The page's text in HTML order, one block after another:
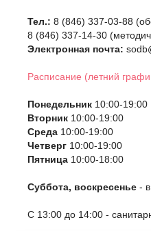
Тел.: 8 (846) 337-03-88
8 (846) 337-14-30
Электронная почта:
Расписание (летний
Понедельник 10:00-19:00
Вторник 10:00-19:00
Среда 10:00-19:00
Четверг 10:00-19:00
Пятница 10:00-18:00
Суббота, воскресенье -
С 13:00 до 14:00 -